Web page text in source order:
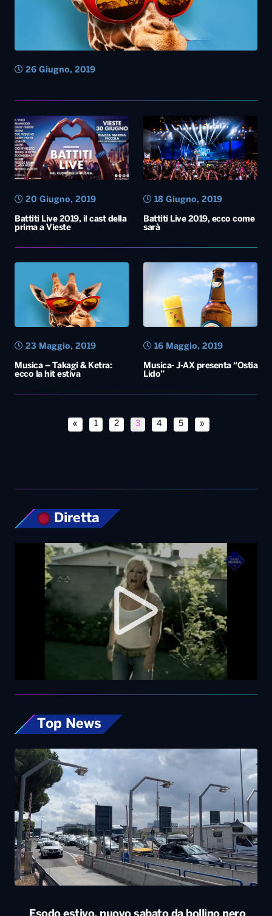
26 Giugno, 2019
Battiti Live 2019, il cast della
prima a Vieste
20 Giugno, 2019
Battiti Live 2019, ecco come
sarà
18 Giugno, 2019
Musica – Takagi & Ketra:
ecco la hit estiva
23 Maggio, 2019
Musica- J-AX presenta “Ostia
Lido”
16 Maggio, 2019
« 1 2 3 4 5 »
Diretta
Top News